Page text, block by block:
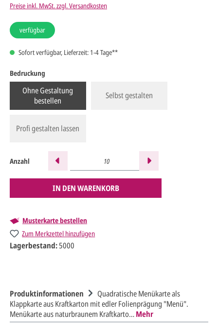
Preise inkl. MwSt. zzgl. Versandkosten
verfügbar
Sofort verfügbar, Lieferzeit: 1-4 Tage**
Bedruckung
Ohne Gestaltung
bestellen
Selbst gestalten
Profi gestalten lassen
Anzahl
IN DEN WARENKORB
Musterkarte bestellen
Zum Merkzettel hinzufügen
Lagerbestand:5000
Produktinformationen
Quadratische Menükarte als
Klappkarte aus Kraftkarton mit edler Folienprägung "Menü".
Menükarte aus naturbraunem Kraftkarto…Mehr